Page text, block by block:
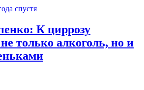
спустя
К циррозу
только алкоголь, но и